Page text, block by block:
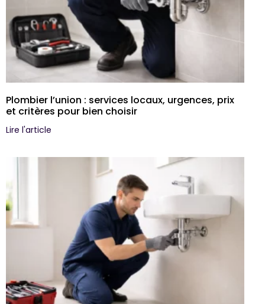
Plombier l’union : services locaux, urgences, prix
et critères pour bien choisir
Lire l'article